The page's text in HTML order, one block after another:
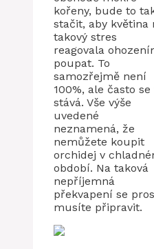
kořeny, bude to
stačit, aby květina
takový stres
reagovala
poupat. To
samozřejmě není
100%, ale často se
stává. Vše výše
uvedené
neznamená, že
nemůžete koupit
orchidej v
období. Na taková
nepříjemná
překvapení se
musíte připravit.